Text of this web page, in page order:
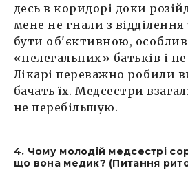
десь в коридорі доки
мене не гнали з
бути об'єктивною,
«нелегальних» батьків і
Лікарі переважно робили
бачать їх. Медсестри
не перебільшую.
4. Чому молодій медсестрі
що вона медик? (Питання